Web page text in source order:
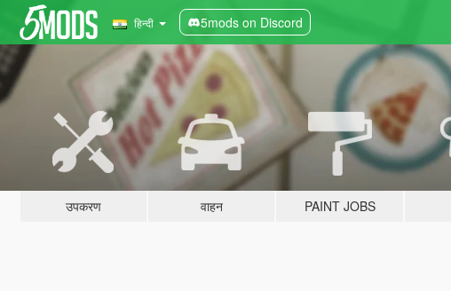
हिन्दी 5mods on Discord
उपकरण वाहन PAINT JOBS